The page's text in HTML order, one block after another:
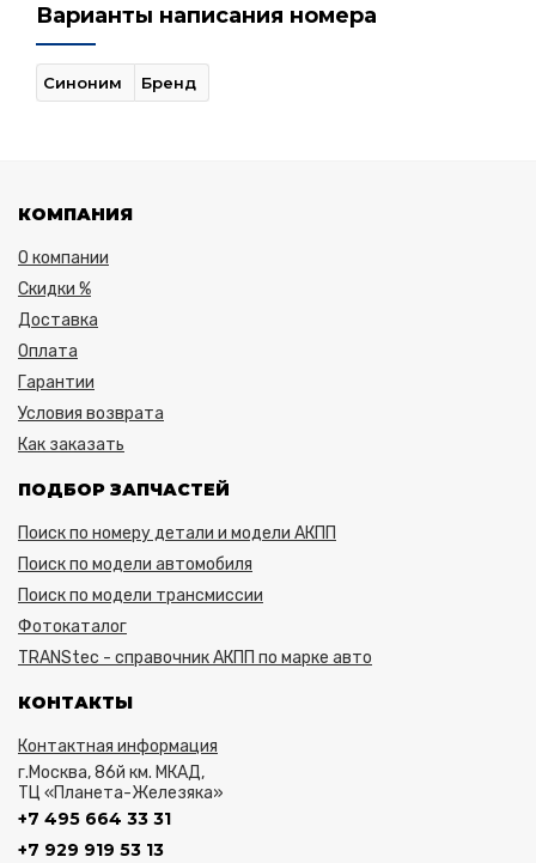
Варианты написания номера
Синоним Бренд
КОМПАНИЯ
О компании
Скидки %
Доставка
Оплата
Гарантии
Условия возврата
Как заказать
ПОДБОР ЗАПЧАСТЕЙ
Поиск по номеру детали и модели АКПП
Поиск по модели автомобиля
Поиск по модели трансмиссии
Фотокаталог
TRANStec - справочник АКПП по марке авто
КОНТАКТЫ
Контактная информация
г.Москва, 86й км. МКАД,
ТЦ «Планета-Железяка»
+7 495 664 33 31
+7 929 919 53 13